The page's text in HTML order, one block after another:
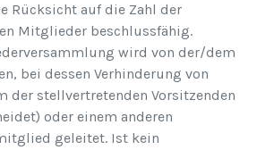
Rücksicht auf die Zahl der
Mitglieder beschlussfähig.
wird von der/dem
bei dessen Verhinderung von
der stellvertretenden Vorsitzenden
oder einem anderen
geleitet. Ist kein